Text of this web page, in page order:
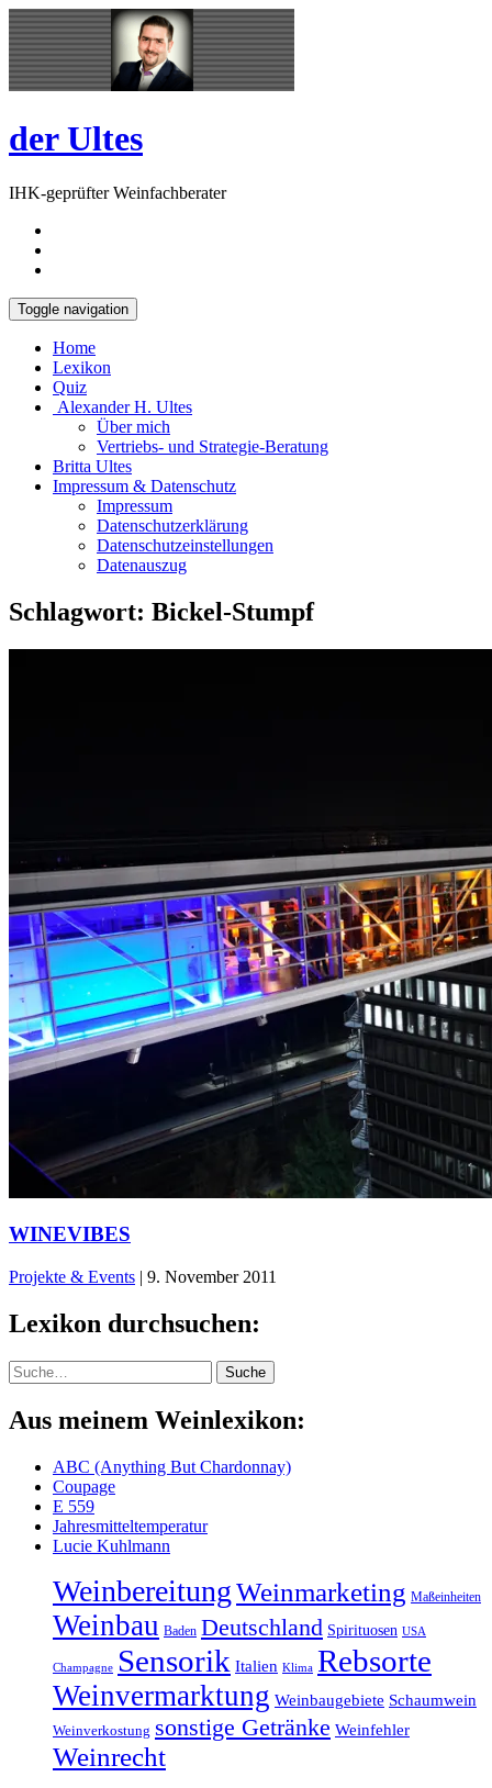
Skip
to
content
Open
Sidebar
der Ultes
IHK-geprüfter Weinfachberater
Toggle navigation
Home
Lexikon
Quiz
Alexander H. Ultes
Über mich
Vertriebs- und Strategie-Beratung
Britta Ultes
Impressum & Datenschutz
Impressum
Datenschutzerklärung
Datenschutzeinstellungen
Datenauszug
Schlagwort: Bickel-Stumpf
WINEVIBES
Projekte & Events | 9. November 2011
Lexikon durchsuchen:
Suche Suche
Aus meinem Weinlexikon:
ABC (Anything But Chardonnay)
Coupage
E 559
Jahresmitteltemperatur
Lucie Kuhlmann
WeinbereitungWeinmarketing Maßeinheiten
Weinbau Baden Deutschland Spirituosen USA
Champagne Sensorik Italien Klima Rebsorte
Weinvermarktung Weinbaugebiete Schaumwein
Weinverkostung sonstige Getränke Weinfehler
Weinrecht